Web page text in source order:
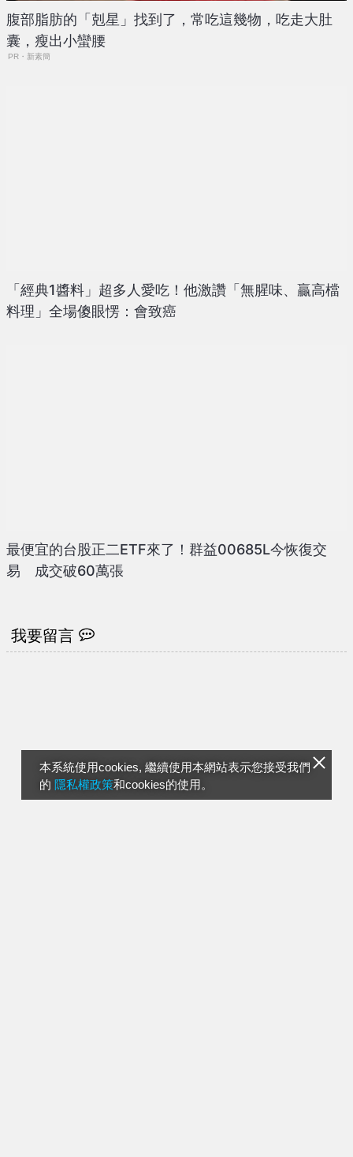
本系統使用cookies, 繼續使用本網站表示您接受我們
的 隱私權政策和cookies的使用。
腹部脂肪的「剋星」找到了，常吃這幾物，吃走大肚
囊，瘦出小蠻腰
PR・新素簡
「經典1醬料」超多人愛吃！他激讚「無腥味、贏高檔
料理」全場傻眼愣：會致癌
最便宜的台股正二ETF來了！群益00685L今恢復交
易 成交破60萬張
我要留言